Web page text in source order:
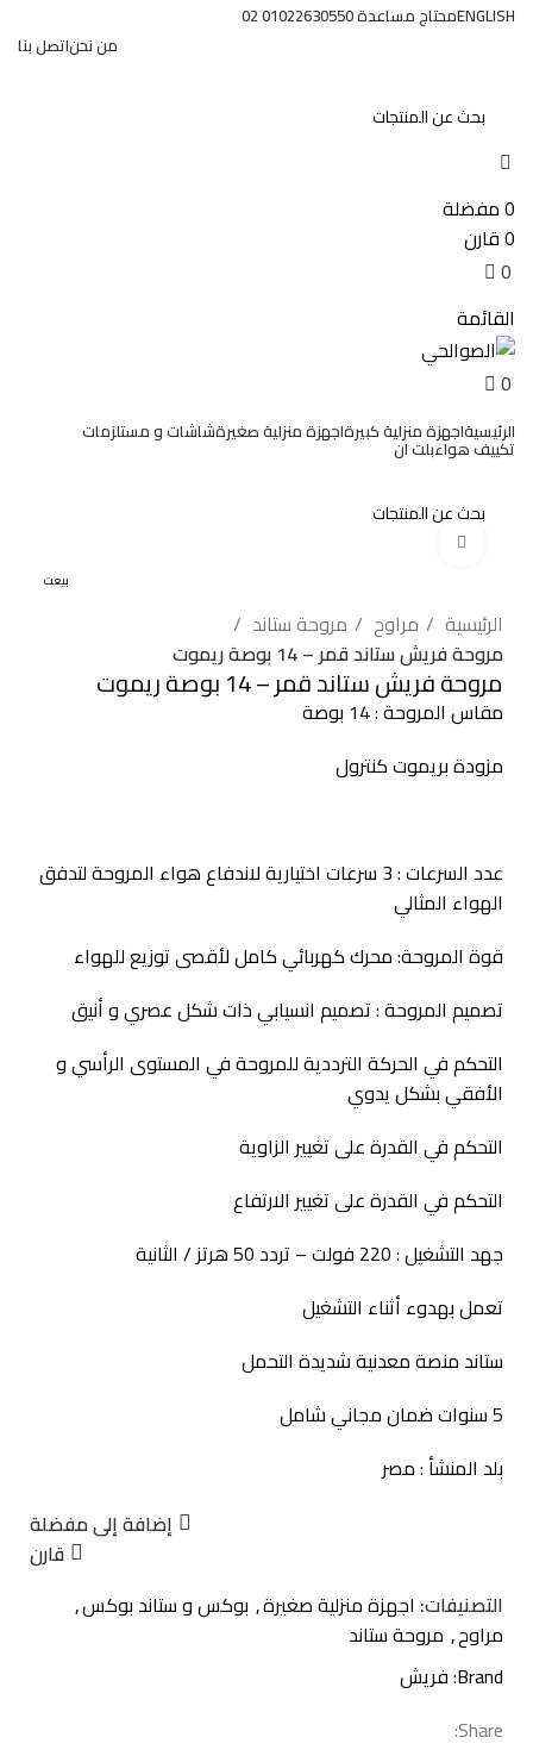
ENGLISHمحتاج مساعدة 01022630550 02
من نحناتصل بنا
0مفضلة
0قارن
0
القائمة
0
الرئيسيةاجهزة منزلية كبيرةاجهزة منزلية صغيرةشاشات و مستلزمات
تكييف هواءبلت ان
بيعت
الرئيسية مراوح
مروحة ستاند
مروحة فريش ستاند قمر – 14 بوصة ريموت
مروحة فريش ستاند قمر – 14 بوصة ريموت
مقاس المروحة : 14 بوصة
مزودة بريموت كنترول
عدد السرعات : 3 سرعات اختيارية لاندفاع هواء المروحة لتدفق
الهواء المثالي
قوة المروحة: محرك كهربائي كامل لأقصى توزيع للهواء
تصميم المروحة : تصميم انسيابي ذات شكل عصري و أنيق
التحكم في الحركة الترددية للمروحة في المستوى الرأسي و
الأفقي بشكل يدوي
التحكم في القدرة على تغيير الزاوية
التحكم في القدرة على تغيير الارتفاع
جهد التشغيل : 220 فولت – تردد 50 هرتز / الثانية
تعمل بهدوء أثناء التشغيل
ستاند منصة معدنية شديدة التحمل
5 سنوات ضمان مجاني شامل
بلد المنشأ : مصر
إضافة إلى مفضلة
قارن
التصنيفات: اجهزة منزلية صغيرة, بوكس و ستاند بوكس,
مراوح, مروحة ستاند
Brand: فريش
Share: